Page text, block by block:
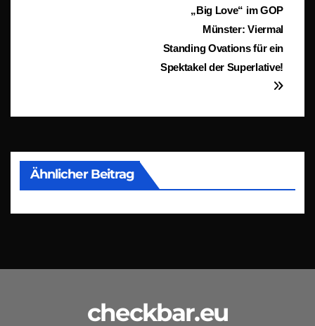
Beitragsnavigation„Big Love“ im GOP
Münster: Viermal
Standing Ovations für ein
Spektakel der Superlative!
Ähnlicher Beitrag
checkbar.eu